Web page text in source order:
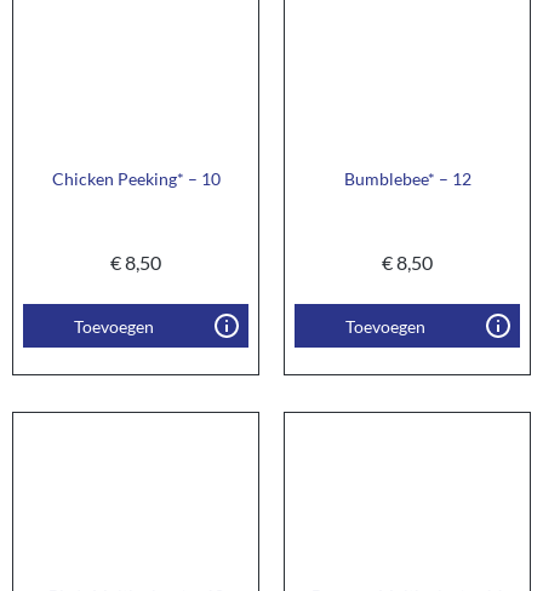
Chicken Peeking* – 10
€8,50
Toevoegen
Bumblebee* – 12
€8,50
Toevoegen